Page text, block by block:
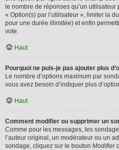
le nombre de réponses qu’un
« Option(s) par l’utilisateur », limiter la
pour une durée illimitée) et enfin
vote.
Haut
Pourquoi ne puis-je pas ajouter plus
Le nombre d’options maximum par
vous avez besoin d’indiquer plus
Haut
Comment modifier ou supprimer un
Comme pour les messages, les
l’auteur original, un modérateur ou un
sondage, cliquez sur le bouton Modifier